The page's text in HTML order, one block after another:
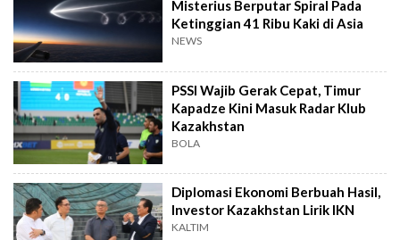
Misterius Berputar Spiral Pada
Ketinggian 41 Ribu Kaki di Asia
NEWS
PSSI Wajib Gerak Cepat, Timur
Kapadze Kini Masuk Radar Klub
Kazakhstan
BOLA
Diplomasi Ekonomi Berbuah Hasil,
Investor Kazakhstan Lirik IKN
KALTIM